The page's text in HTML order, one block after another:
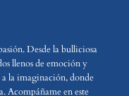
Desde la bulliciosa
llenos de emoción y
la imaginación, donde
Acompáñame en este